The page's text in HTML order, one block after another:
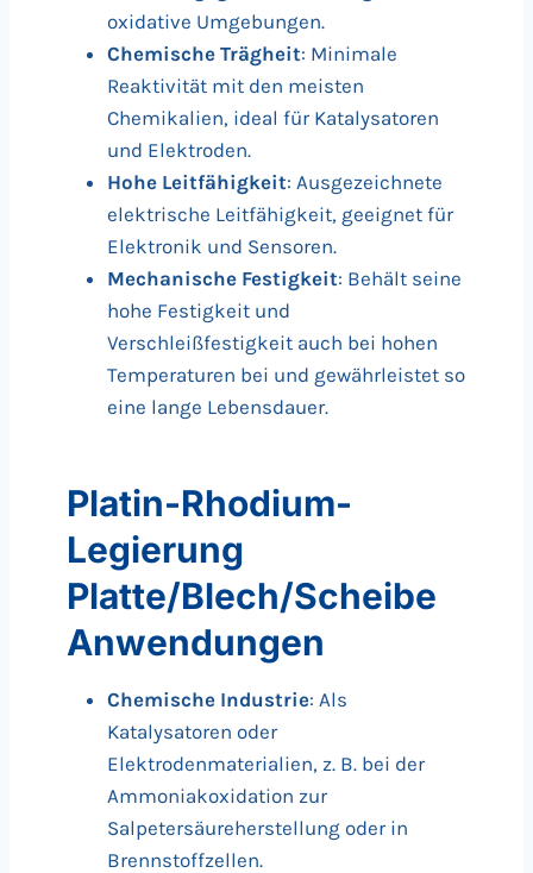
oxidative Umgebungen.
Chemische Trägheit: Minimale
Reaktivität mit den meisten
Chemikalien, ideal für Katalysatoren
und Elektroden.
Hohe Leitfähigkeit: Ausgezeichnete
elektrische Leitfähigkeit, geeignet für
Elektronik und Sensoren.
Mechanische Festigkeit: Behält seine
hohe Festigkeit und
Verschleißfestigkeit auch bei hohen
Temperaturen bei und gewährleistet so
eine lange Lebensdauer.
Platin-Rhodium-
Legierung
Platte/Blech/Scheibe
Anwendungen
Chemische Industrie: Als
Katalysatoren oder
Elektrodenmaterialien, z. B. bei der
Ammoniakoxidation zur
Salpetersäureherstellung oder in
Brennstoffzellen.